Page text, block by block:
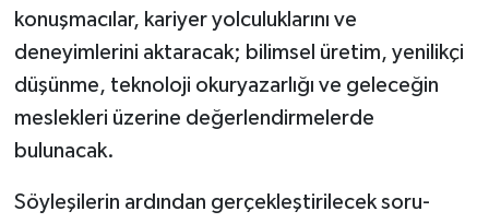
konuşmacılar, kariyer yolculuklarını ve
deneyimlerini aktaracak; bilimsel üretim, yenilikçi
düşünme, teknoloji okuryazarlığı ve geleceğin
meslekleri üzerine değerlendirmelerde
bulunacak.
Söyleşilerin ardından gerçekleştirilecek soru-